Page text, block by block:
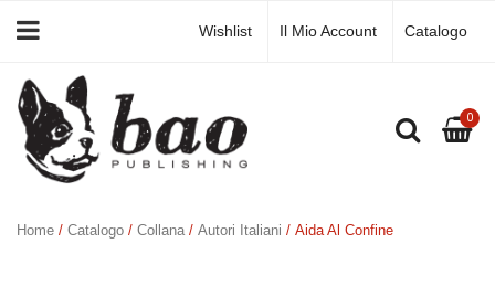
Wishlist Il Mio Account Catalogo
0
Home / Catalogo / Collana / Autori Italiani / Aida Al Confine